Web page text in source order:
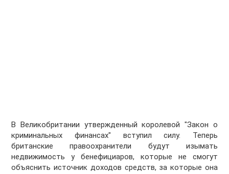
В Великобритании утвержденный королевой "Закон о
криминальных финансах" вступил силу. Теперь
британские правоохранители будут изымать
недвижимость у бенефициаров, которые не смогут
объяснить источник доходов средств, за которые она